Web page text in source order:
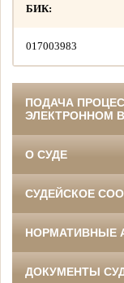
БИК:
017003983
ПОДАЧА
ЭЛЕКТРОННОМ
О СУДЕ
СУДЕЙСКОЕ
НОРМАТИВНЫЕ
ДОКУМЕНТЫ